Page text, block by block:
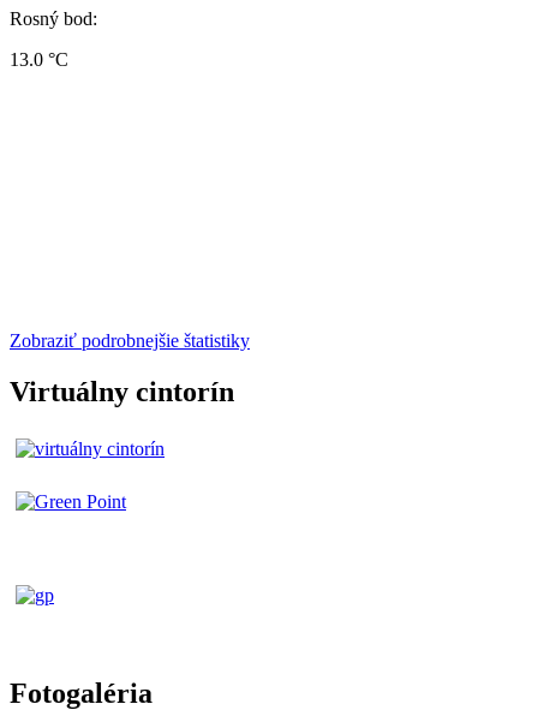
Rosný bod:
13.0 °C
Zobraziť podrobnejšie štatistiky
Virtuálny cintorín
Fotogaléria